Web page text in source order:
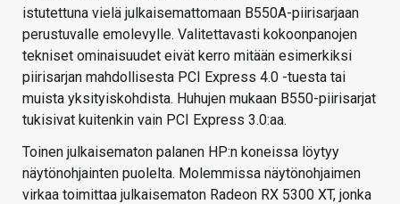
istutettuna vielä julkaisemattomaan B550A-piirisarjaan
perustuvalle emolevylle. Valitettavasti kokoonpanojen
tekniset ominaisuudet eivät kerro mitään esimerkiksi
piirisarjan mahdollisesta PCI Express 4.0 -tuesta tai
muista yksityiskohdista. Huhujen mukaan B550-piirisarjat
tukisivat kuitenkin vain PCI Express 3.0:aa.
Toinen julkaisematon palanen HP:n koneissa löytyy
näytönohjainten puolelta. Molemmissa näytönohjaimen
virkaa toimittaa julkaisematon Radeon RX 5300 XT, jonka